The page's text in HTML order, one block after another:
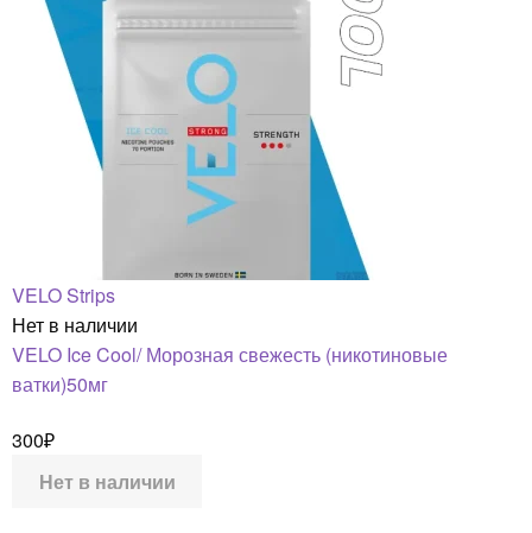
VELO Strips
Нет в наличии
VELO Ice Cool/ Морозная свежесть (никотиновые
ватки)50мг
300₽
Нет в наличии